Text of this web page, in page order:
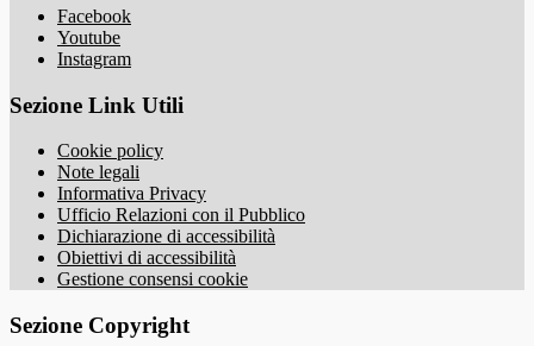
Facebook
Youtube
Instagram
Sezione Link Utili
Cookie policy
Note legali
Informativa Privacy
Ufficio Relazioni con il Pubblico
Dichiarazione di accessibilità
Obiettivi di accessibilità
Gestione consensi cookie
Sezione Copyright